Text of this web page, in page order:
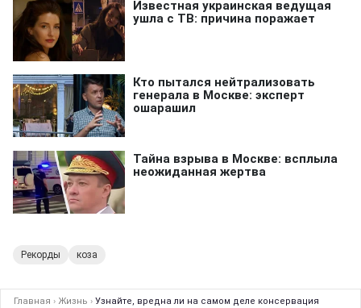
Рекорды коза
Главная › Жизнь › Узнайте, вредна ли на самом деле консервация